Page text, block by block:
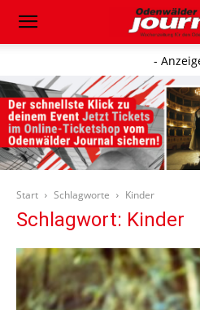
-
Start Schlagworte Kinder
Schlagwort: Kinder